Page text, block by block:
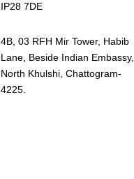
IP28 7DE
4B, 03 RFH Mir Tower, Habib
Lane, Beside Indian Embassy,
North Khulshi, Chattogram-
4225.